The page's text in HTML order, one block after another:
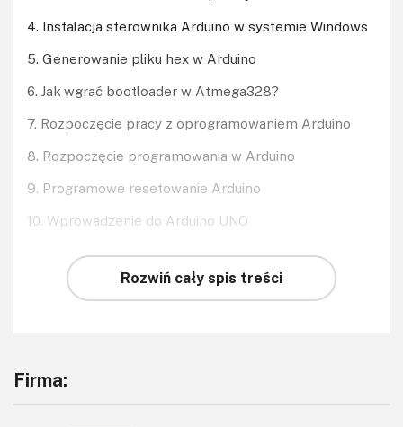
4. Instalacja sterownika Arduino w systemie Windows
5. Generowanie pliku hex w Arduino
6. Jak wgrać bootloader w Atmega328?
7. Rozpoczęcie pracy z oprogramowaniem Arduino
8. Rozpoczęcie programowania w Arduino
9. Programowe resetowanie Arduino
10. Wprowadzenie do Arduino UNO
Rozwiń cały spis treści
Firma: